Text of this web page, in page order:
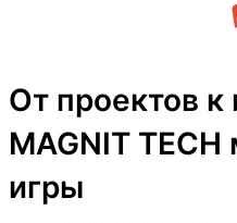
От проектов к
MAGNIT
игры